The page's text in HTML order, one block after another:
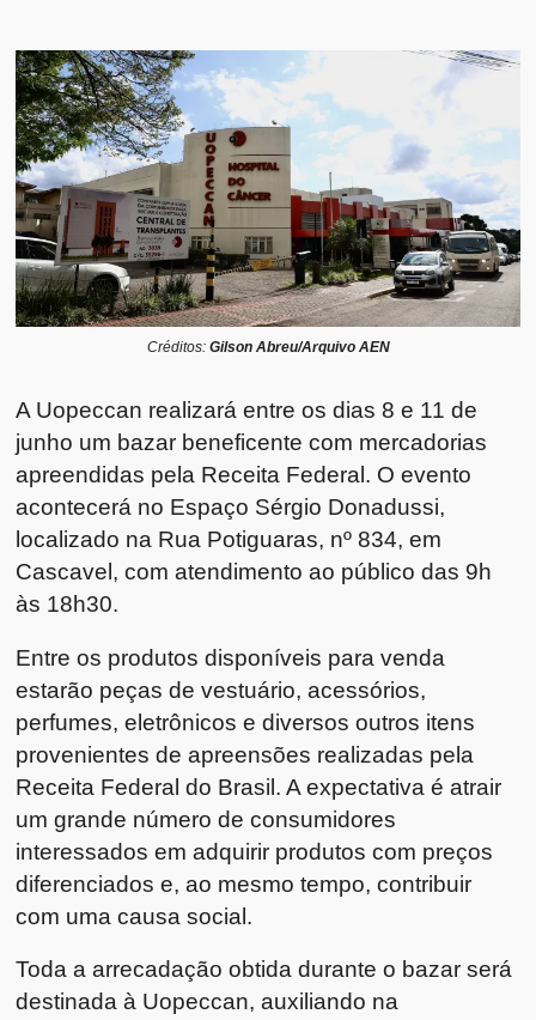
Créditos: Gilson Abreu/Arquivo AEN
A Uopeccan realizará entre os dias 8 e 11 de
junho um bazar beneficente com mercadorias
apreendidas pela Receita Federal. O evento
acontecerá no Espaço Sérgio Donadussi,
localizado na Rua Potiguaras, nº 834, em
Cascavel, com atendimento ao público das 9h
às 18h30.
Entre os produtos disponíveis para venda
estarão peças de vestuário, acessórios,
perfumes, eletrônicos e diversos outros itens
provenientes de apreensões realizadas pela
Receita Federal do Brasil. A expectativa é atrair
um grande número de consumidores
interessados em adquirir produtos com preços
diferenciados e, ao mesmo tempo, contribuir
com uma causa social.
Toda a arrecadação obtida durante o bazar será
destinada à Uopeccan, auxiliando na